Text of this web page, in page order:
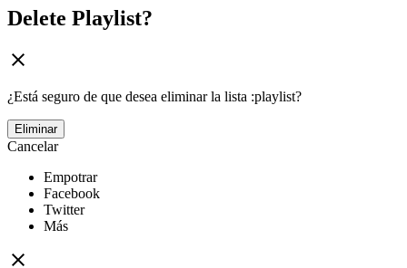
Delete Playlist?
¿Está seguro de que desea eliminar la lista :playlist?
Eliminar
Cancelar
Empotrar
Facebook
Twitter
Más